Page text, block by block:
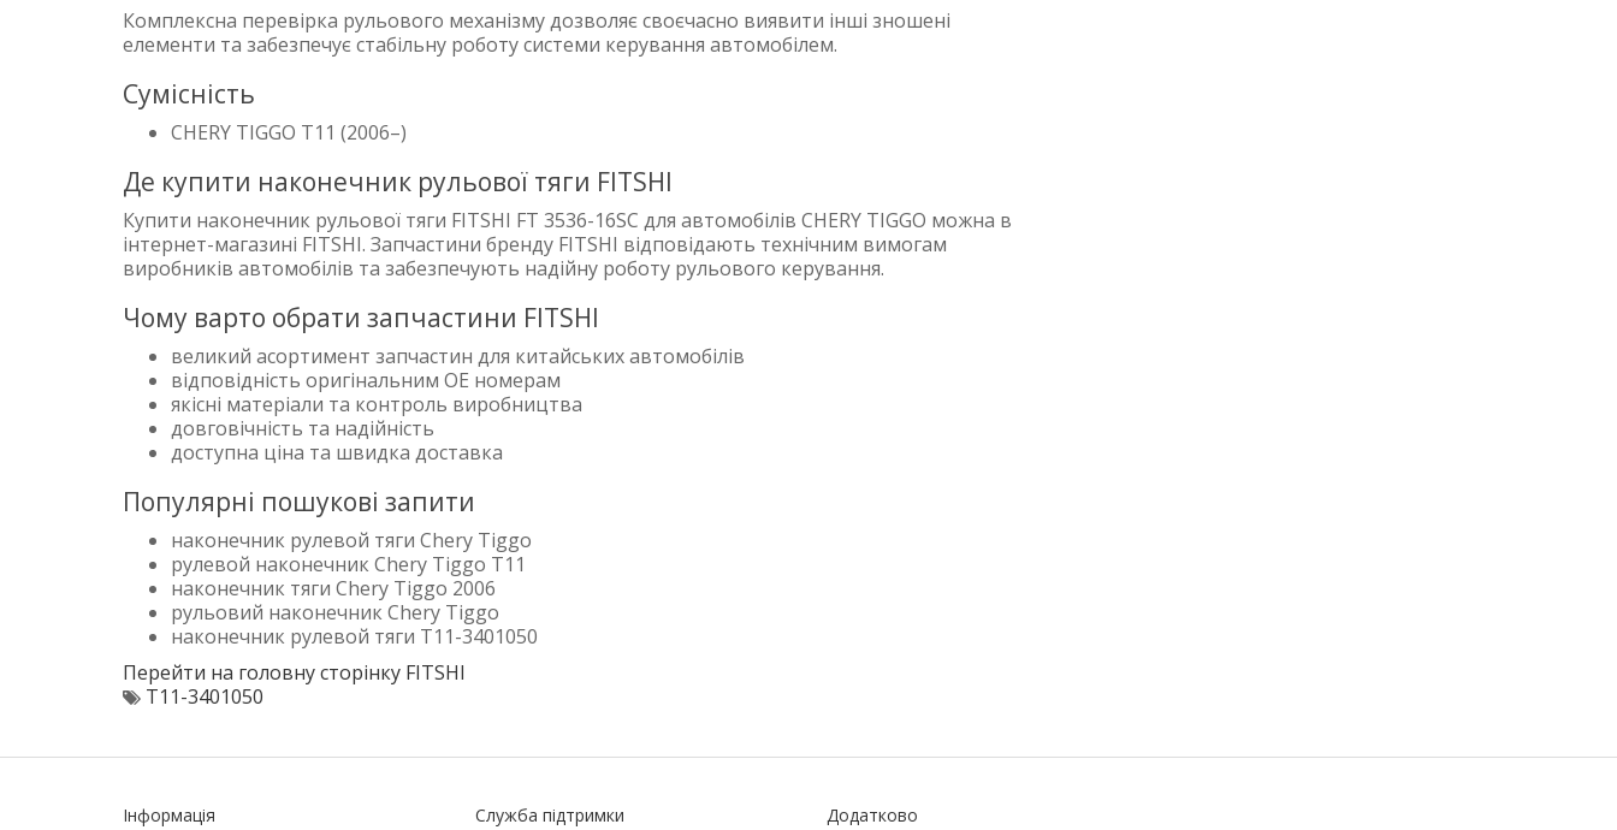
Комплексна перевірка рульового механізму дозволяє своєчасно виявити інші зношені
елементи та забезпечує стабільну роботу системи керування автомобілем.
Сумісність
CHERY TIGGO T11 (2006–)
Де купити наконечник рульової тяги FITSHI
Купити наконечник рульової тяги FITSHI FT 3536-16SC для автомобілів CHERY TIGGO можна в
інтернет-магазині FITSHI. Запчастини бренду FITSHI відповідають технічним вимогам
виробників автомобілів та забезпечують надійну роботу рульового керування.
Чому варто обрати запчастини FITSHI
великий асортимент запчастин для китайських автомобілів
відповідність оригінальним OE номерам
якісні матеріали та контроль виробництва
довговічність та надійність
доступна ціна та швидка доставка
Популярні пошукові запити
наконечник рулевой тяги Chery Tiggo
рулевой наконечник Chery Tiggo T11
наконечник тяги Chery Tiggo 2006
рульовий наконечник Chery Tiggo
наконечник рулевой тяги T11-3401050
Перейти на головну сторінку FITSHI
T11-3401050
Інформація Служба підтримки Додатково